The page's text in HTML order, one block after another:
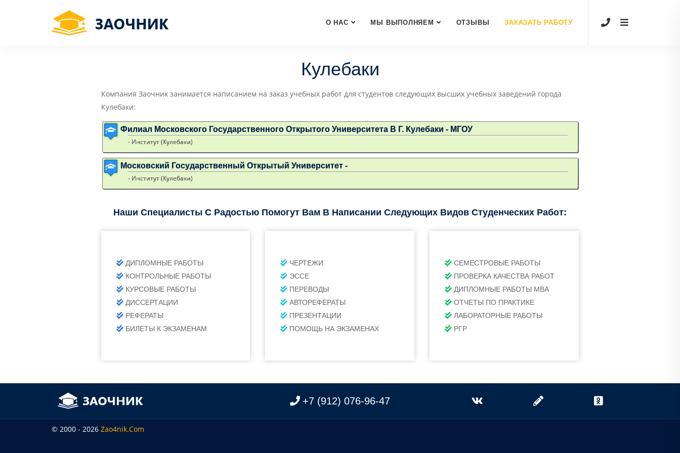
О НАС МЫ ВЫПОЛНЯЕМ ОТЗЫВЫ ЗАКАЗАТЬ РАБОТУ
Кулебаки
Компания Заочник занимается написанием на заказ учебных работ для студентов следующих высших учебных заведений города
Кулебаки:
Филиал Московского Государственного Открытого Университета В Г. Кулебаки - МГОУ
- Институт (Кулебаки)
Московский Государственный Открытый Университет -
- Институт (Кулебаки)
Наши Специалисты С Радостью Помогут Вам В Написании Следующих Видов Студенческих Работ:
ДИПЛОМНЫЕ РАБОТЫ
КОНТРОЛЬНЫЕ РАБОТЫ
КУРСОВЫЕ РАБОТЫ
ДИССЕРТАЦИИ
РЕФЕРАТЫ
БИЛЕТЫ К ЭКЗАМЕНАМ
ЧЕРТЕЖИ
ЭССЕ
ПЕРЕВОДЫ
АВТОРЕФЕРАТЫ
ПРЕЗЕНТАЦИИ
ПОМОЩЬ НА ЭКЗАМЕНАХ
СЕМЕСТРОВЫЕ РАБОТЫ
ПРОВЕРКА КАЧЕСТВА РАБОТ
ДИПЛОМНЫЕ РАБОТЫ МВА
ОТЧЕТЫ ПО ПРАКТИКЕ
ЛАБОРАТОРНЫЕ РАБОТЫ
РГР
+7 (912) 076-96-47
© 2000 - 2026 Zao4nik.com